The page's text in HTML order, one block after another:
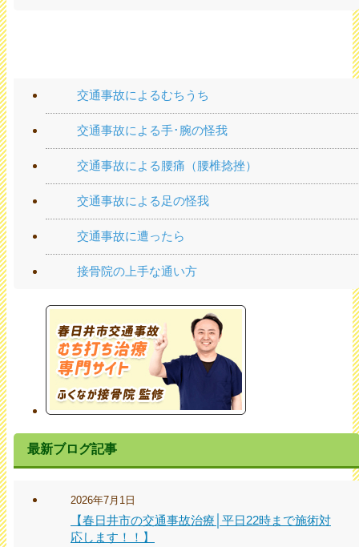
交通事故によるむちうち
交通事故による手･腕の怪我
交通事故による腰痛（腰椎捻挫）
交通事故による足の怪我
交通事故に遭ったら
接骨院の上手な通い方
最新ブログ記事
2026年7月1日
【春日井市の交通事故治療│平日22時まで施術対
応します！！】